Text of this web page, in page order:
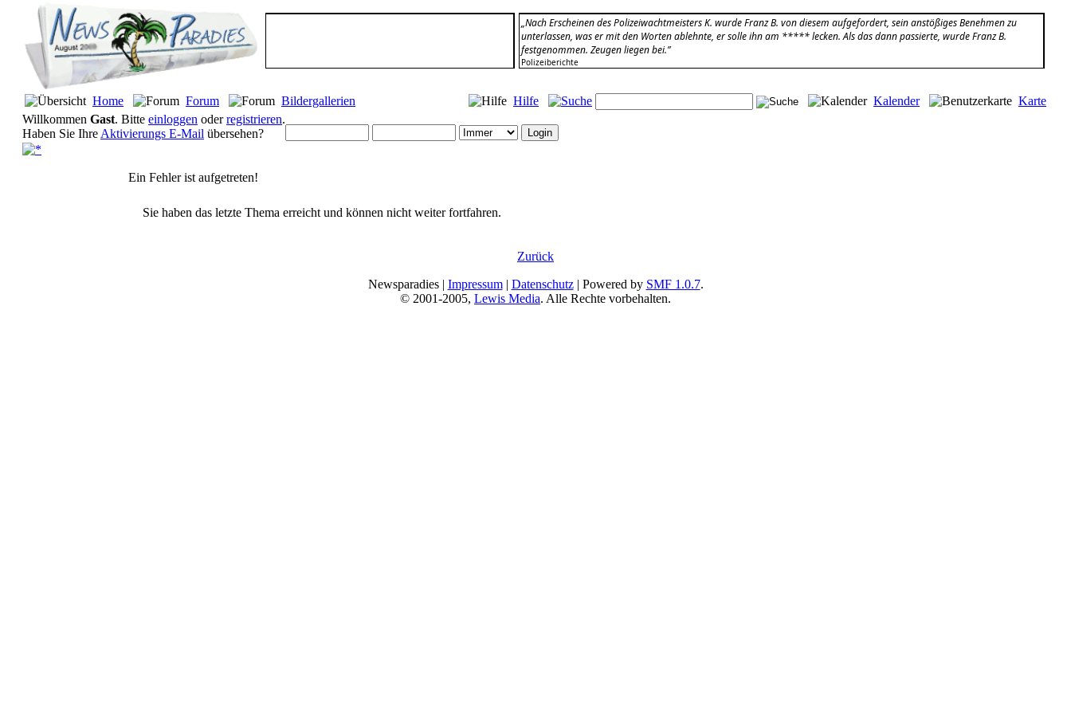
„Nach Erscheinen des Polizeiwachtmeisters K. wurde Franz B. von diesem aufgefordert, sein anstößiges Benehmen zu
unterlassen, was er mit den Worten ablehnte, er solle ihn am ***** lecken. Als das dann passierte, wurde Franz B.
festgenommen. Zeugen liegen bei.”
Polizeiberichte
Home Forum Bildergallerien Hilfe Kalender
Karte
Willkommen Gast. Bitte einloggen oderregistrieren.
Haben Sie Ihre Aktivierungs E-Mail übersehen?
Ein Fehler ist aufgetreten!
Sie haben das letzte Thema erreicht und können nicht weiter fortfahren.
Zurück
Newsparadies | Impressum| Datenschutz| Powered by SMF 1.0.7.
© 2001-2005, Lewis Media. Alle Rechte vorbehalten.